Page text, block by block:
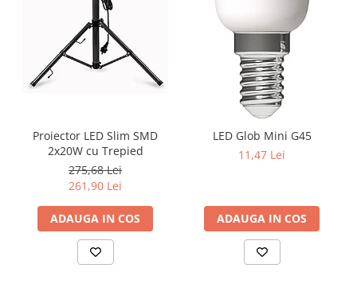
Proiector LED Slim SMD
2x20W cu Trepied
275,68 Lei
261,90 Lei
ADAUGA IN COS
LED Glob Mini G45
11,47 Lei
ADAUGA IN COS